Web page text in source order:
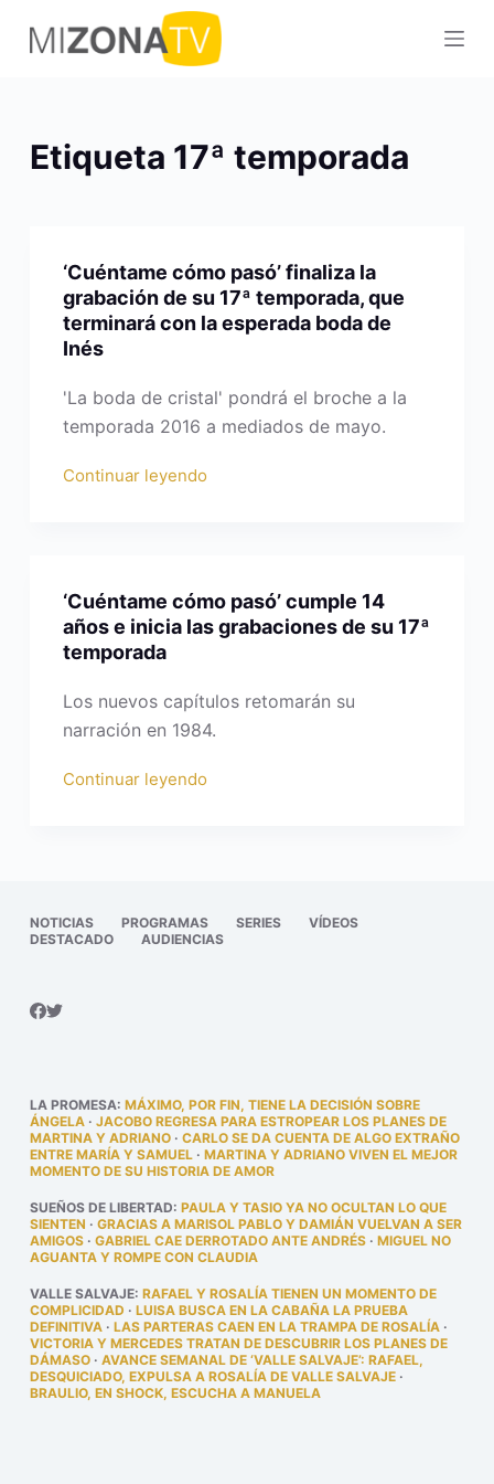
S
a
aEtiqueta 17ª temporada
‘Cuéntame cómo pasó’ finaliza la
grabación de su 17ª temporada, que
terminará con la esperada boda de
Inés
'La boda de cristal' pondrá el broche a la
temporada 2016 a mediados de mayo.
Continuar leyendo
‘Cuéntame cómo pasó’ cumple 14
años e inicia las grabaciones de su 17ª
temporada
Los nuevos capítulos retomarán su
narración en 1984.
Continuar leyendo
NOTICIAS PROGRAMAS SERIES
VÍDEOS
DESTACADO
AUDIENCIAS
LA PROMESA: MÁXIMO, POR FIN, TIENE LA DECISIÓN SOBRE
ÁNGELA· JACOBO REGRESA PARA ESTROPEAR LOS PLANES DE
MARTINA Y ADRIANO· CARLO SE DA CUENTA DE ALGO EXTRAÑO
ENTRE MARÍA Y SAMUEL· MARTINA Y ADRIANO VIVEN EL MEJOR
MOMENTO DE SU HISTORIA DE AMOR
SUEÑOS DE LIBERTAD: PAULA Y TASIO YA NO OCULTAN LO QUE
SIENTEN · GRACIAS A MARISOL PABLO Y DAMIÁN VUELVAN A SER
AMIGOS· GABRIEL CAE DERROTADO ANTE ANDRÉS· MIGUEL NO
AGUANTA Y ROMPE CON CLAUDIA
VALLE SALVAJE: RAFAEL Y ROSALÍA TIENEN UN MOMENTO DE
COMPLICIDAD · LUISA BUSCA EN LA CABAÑA LA PRUEBA
DEFINITIVA· LAS PARTERAS CAEN EN LA TRAMPA DE ROSALÍA·
VICTORIA Y MERCEDES TRATAN DE DESCUBRIR LOS PLANES DE
DÁMASO· AVANCE SEMANAL DE ‘VALLE SALVAJE’: RAFAEL,
DESQUICIADO, EXPULSA A ROSALÍA DE VALLE SALVAJE·
BRAULIO, EN SHOCK, ESCUCHA A MANUELA